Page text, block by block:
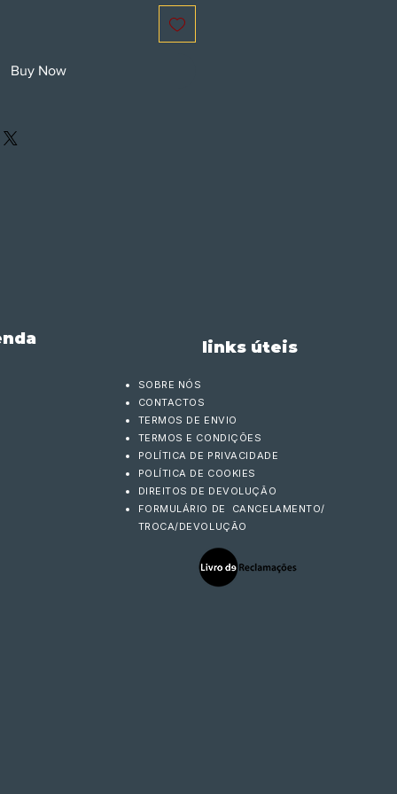
Buy Now
links úteis
SOBRE NÓS
CONTACTOS
TERMOS DE ENVIO
TERMOS E CONDIÇÕES
POLÍTICA DE PRIVACIDADE
POLÍTICA DE COOKIES
DIREITOS DE DEVOLUÇÃO
FORMULÁRIO DE CANCELAMENTO/
TROCA/DEVOLUÇÃO